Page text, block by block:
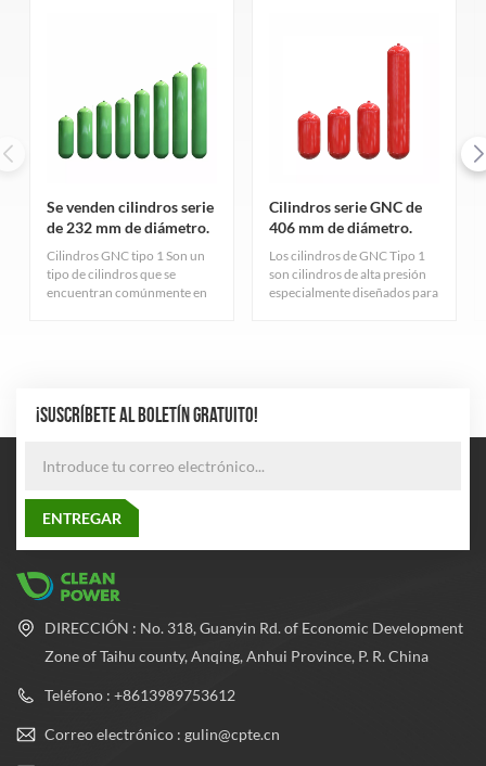
Se venden cilindros serie
de 232 mm de diámetro.
Cilindros GNC tipo 1 Son un
tipo de cilindros que se
encuentran comúnmente en
calidad.
Cilindros serie GNC de
406 mm de diámetro.
Los cilindros de GNC Tipo 1
son cilindros de alta presión
especialmente diseñados para
confiabilidad del cilindro.
¡SUSCRÍBETE AL BOLETÍN GRATUITO!
DIRECCIÓN : No. 318, Guanyin Rd. of Economic Development
Zone of Taihu county, Anqing, Anhui Province, P. R. China
Teléfono : +8613989753612
Correo electrónico : gulin@cpte.cn